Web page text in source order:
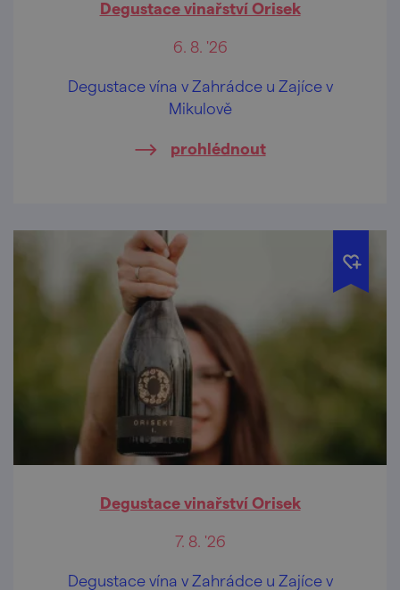
Degustace vinařství Orisek
6. 8. '26
Degustace vína v Zahrádce u Zajíce v
Mikulově
prohlédnout
Degustace vinařství Orisek
7. 8. '26
Degustace vína v Zahrádce u Zajíce v